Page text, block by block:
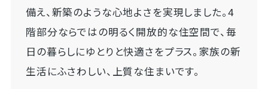
備え、新築のような心地よさを実現しました。4
階部分ならではの明るく開放的な住空間で、毎
日の暮らしにゆとりと快適さをプラス。家族の新
生活にふさわしい、上質な住まいです。